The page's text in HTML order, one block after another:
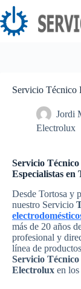
Saltar
al
contenido
Servicio Técnico
Jordi
Electrolux
Servicio
Especialistas en
Desde Tortosa y
nuestro Servicio
más de 20 años
profesional y
línea de
Servicio
Electrolux en los